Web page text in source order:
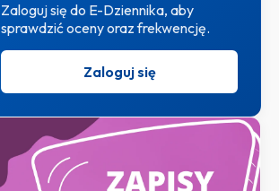
Zaloguj się do E-Dziennika, aby
sprawdzić oceny oraz frekwencję.
Zaloguj się